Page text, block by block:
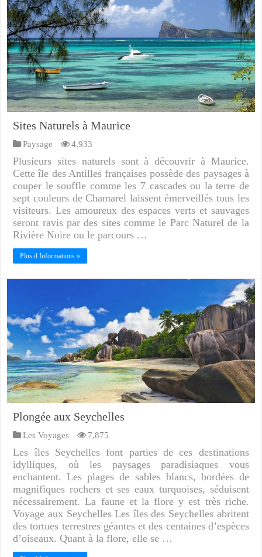
Sites Naturels à Maurice
Paysage 4,933
Plusieurs sites naturels sont à découvrir à Maurice.
Cette île des Antilles françaises possède des paysages à
couper le souffle comme les 7 cascades ou la terre de
sept couleurs de Chamarel laissent émerveillés tous les
visiteurs. Les amoureux des espaces verts et sauvages
seront ravis par des sites comme le Parc Naturel de la
Rivière Noire ou le parcours …
Plus d Informations »
Plongée aux Seychelles
Les Voyages 7,875
Les îles Seychelles font parties de ces destinations
idylliques, où les paysages paradisiaques vous
enchantent. Les plages de sables blancs, bordées de
magnifiques rochers et ses eaux turquoises, séduisent
nécessairement. La faune et la flore y est très riche.
Voyage aux Seychelles Les îles des Seychelles abritent
des tortues terrestres géantes et des centaines d’espèces
d’oiseaux. Quant à la flore, elle se …